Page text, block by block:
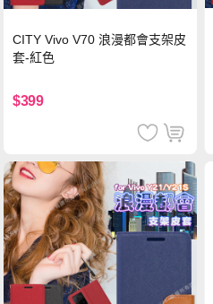
CITY Vivo V70 浪漫都會支架皮
套-紅色
$399